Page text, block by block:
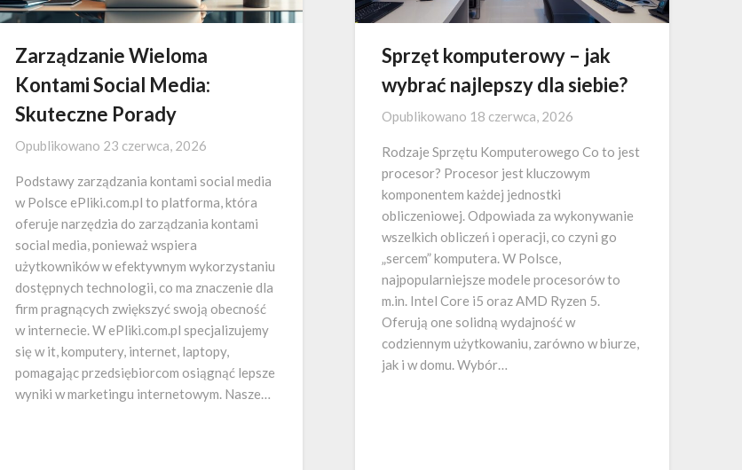
Zarządzanie Wieloma
Kontami Social Media:
Skuteczne Porady
Opublikowano 23 czerwca, 2026
Podstawy zarządzania kontami social media
w Polsce ePliki.com.pl to platforma, która
oferuje narzędzia do zarządzania kontami
social media, ponieważ wspiera
użytkowników w efektywnym wykorzystaniu
dostępnych technologii, co ma znaczenie dla
firm pragnących zwiększyć swoją obecność
w internecie. W ePliki.com.pl specjalizujemy
się w it, komputery, internet, laptopy,
pomagając przedsiębiorcom osiągnąć lepsze
wyniki w marketingu internetowym. Nasze…
Sprzęt komputerowy – jak
wybrać najlepszy dla siebie?
Opublikowano 18 czerwca, 2026
Rodzaje Sprzętu Komputerowego Co to jest
procesor? Procesor jest kluczowym
komponentem każdej jednostki
obliczeniowej. Odpowiada za wykonywanie
wszelkich obliczeń i operacji, co czyni go
„sercem” komputera. W Polsce,
najpopularniejsze modele procesorów to
m.in. Intel Core i5 oraz AMD Ryzen 5.
Oferują one solidną wydajność w
codziennym użytkowaniu, zarówno w biurze,
jak i w domu. Wybór…